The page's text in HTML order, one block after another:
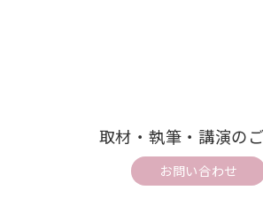
取材・執筆・講演の
お問い合わせ